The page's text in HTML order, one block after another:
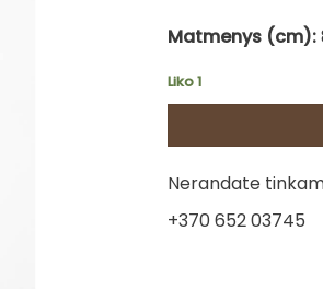
Matmenys (cm):
Liko 1
Nerandate
+370 652 03745